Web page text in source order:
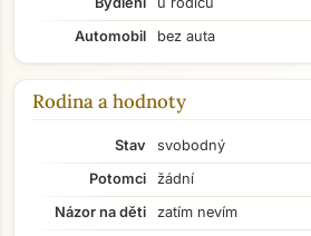
Automobil
bez auta
Rodina a hodnoty
Stav
svobodný
Potomci
žádní
Názor na děti
zatím nevím